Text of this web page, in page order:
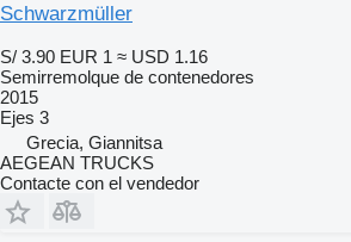
Schwarzmüller
S/ 3.90 EUR 1 ≈ USD 1.16
Semirremolque de contenedores
2015
Ejes 3
Grecia, Giannitsa
AEGEAN TRUCKS
Contacte con el vendedor